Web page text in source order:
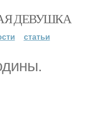
ДЕВУШКА
статьи